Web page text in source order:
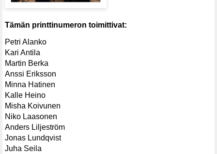
Tämän printtinumeron toimittivat:
Petri Alanko
Kari Antila
Martin Berka
Anssi Eriksson
Minna Hatinen
Kalle Heino
Misha Koivunen
Niko Laasonen
Anders Liljeström
Jonas Lundqvist
Juha Seila